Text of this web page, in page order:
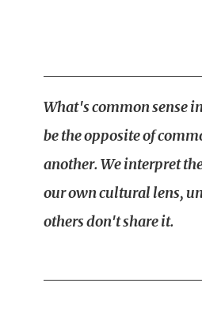
What's common sense
be the opposite of
another. We interpret
our own cultural lens,
others don't share it.